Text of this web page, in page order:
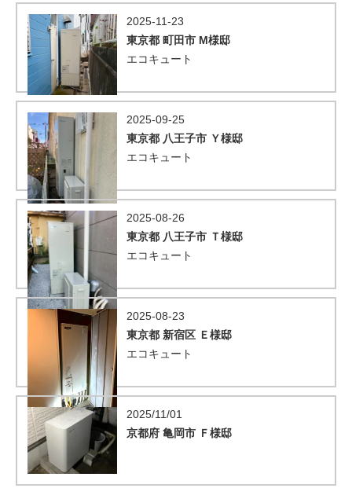
2025-11-23
東京都 町田市 М様邸
エコキュート
2025-09-25
東京都 八王子市 Ｙ様邸
エコキュート
2025-08-26
東京都 八王子市 Ｔ様邸
エコキュート
2025-08-23
東京都 新宿区 Ｅ様邸
エコキュート
2025/11/01
京都府 亀岡市 Ｆ様邸